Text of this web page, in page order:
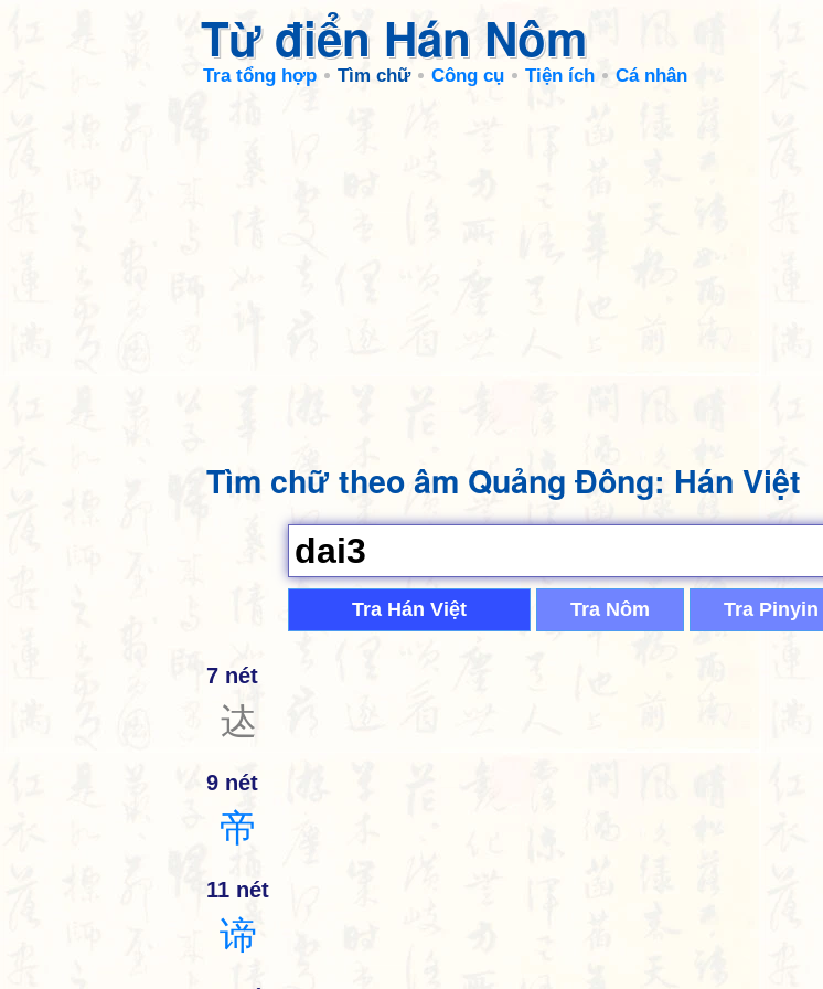
Từ điển Hán Nôm
Tra tổng hợp Tìm chữ Công cụ Tiện ích Cá nhân
Tìm chữ theo âm Quảng Đông: Hán Việt
Tra Hán Việt Tra Nôm Tra Pinyin
7 nét
迏
9 nét
帝
11 nét
谛